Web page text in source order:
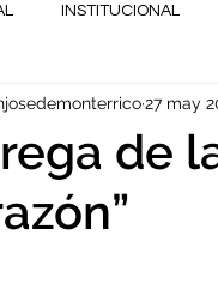
INSTITUCIONAL
VERANO Educación y
NOTICIAS
de
27 may